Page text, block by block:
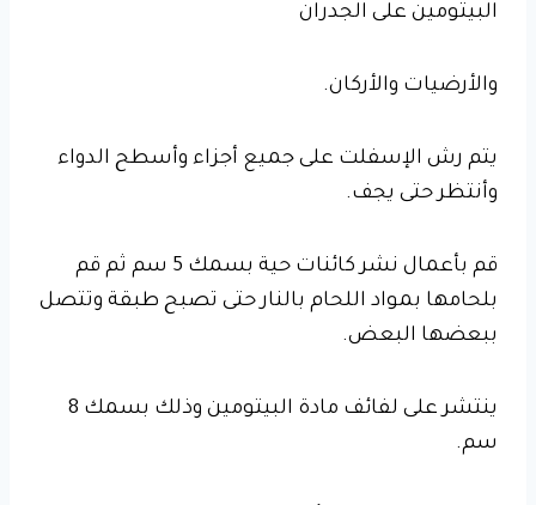
البيتومين على الجدران
والأرضيات والأركان.
يتم رش الإسفلت على جميع أجزاء وأسطح الدواء
وأنتظر حتى يجف.
قم بأعمال نشر كائنات حية بسمك 5 سم ثم قم
بلحامها بمواد اللحام بالنار حتى تصبح طبقة وتتصل
ببعضها البعض.
ينتشر على لفائف مادة البيتومين وذلك بسمك 8
سم.